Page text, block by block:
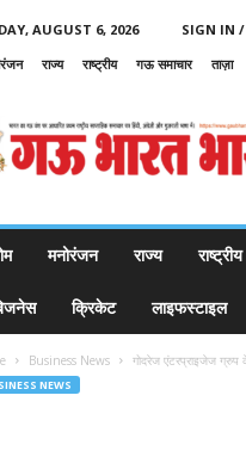
AUGUST 6, 2026
SIGN IN /
राज्य राष्ट्रीय गऊ समाचार ताज़ा
मनोरंजन राज्य राष्ट्रीय
क्रिकेट लाइफस्टाइल
Business News गोदरेज एंटरप्राइजेज ग्रुप
NEWS